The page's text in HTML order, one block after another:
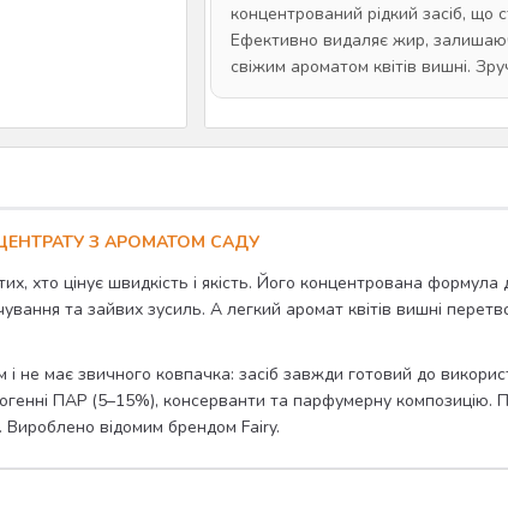
концентрований рідкий засіб, що
Ефективно видаляє жир,
свіжим ароматом квітів вишні.
З АРОМАТОМ САДУ
хто цінує швидкість і якість. Його концентрована формула
та зайвих зусиль. А легкий аромат квітів вишні
має звичного ковпачка: засіб завжди готовий до
ПАР (5–15%), консерванти та парфумерну композицію.
Вироблено відомим брендом Fairy.